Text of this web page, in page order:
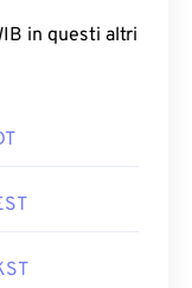
in questi altri